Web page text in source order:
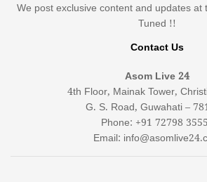
We post exclusive content and updates at
Tuned !!
Contact Us
Asom Live 24
4th Floor, Mainak Tower,
G. S. Road, Guwahati –
Phone: +91 72798
Email: